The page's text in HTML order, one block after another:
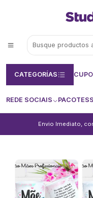
CATEGORÍAS
REDE SOCIAIS PACOTES
Envio Imediato,